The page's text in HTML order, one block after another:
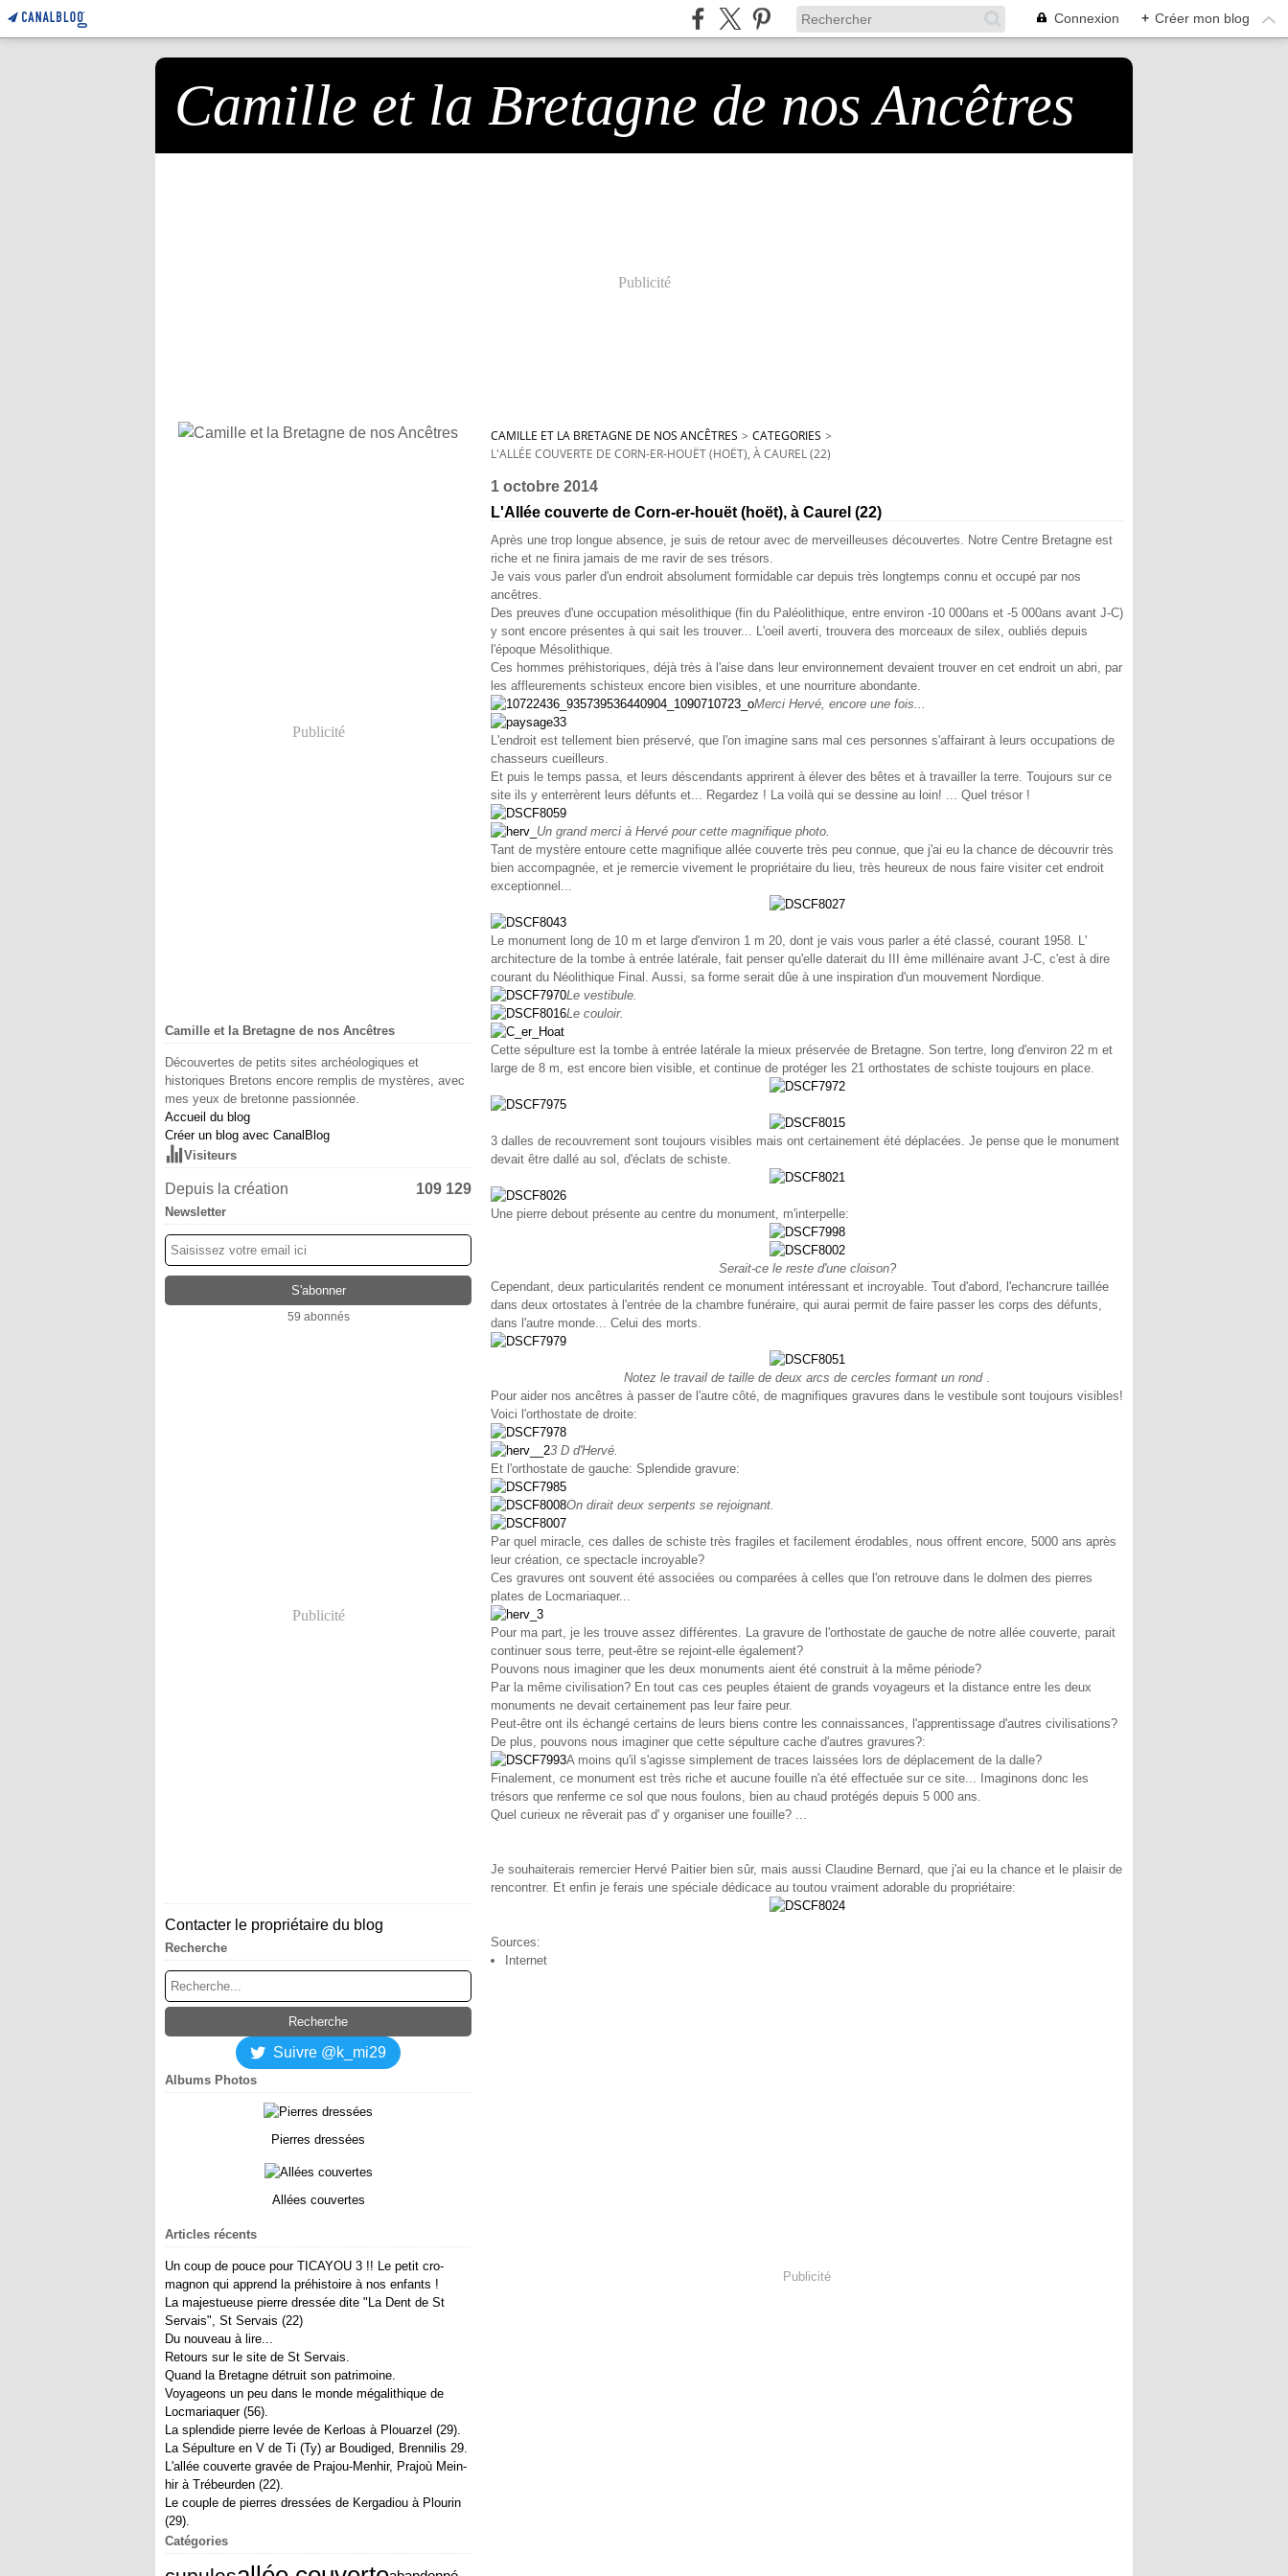
Connexion + Créer mon blog
Camille et la Bretagne de nos Ancêtres
Publicité
Publicité
Camille et la Bretagne de nos Ancêtres
Découvertes de petits sites archéologiques et
historiques Bretons encore remplis de mystères, avec
mes yeux de bretonne passionnée.
Accueil du blog
Créer un blog avec CanalBlog
Visiteurs
Depuis la création 109 129
Newsletter
59 abonnés
Publicité
Contacter le propriétaire du blog
Recherche
Suivre @k_mi29
Albums Photos
Pierres dressées
Allées couvertes
Articles récents
Un coup de pouce pour TICAYOU 3 !! Le petit cro-
magnon qui apprend la préhistoire à nos enfants !
La majestueuse pierre dressée dite "La Dent de St
Servais", St Servais (22)
Du nouveau à lire...
Retours sur le site de St Servais.
Quand la Bretagne détruit son patrimoine.
Voyageons un peu dans le monde mégalithique de
Locmariaquer (56).
La splendide pierre levée de Kerloas à Plouarzel (29).
La Sépulture en V de Ti (Ty) ar Boudiged, Brennilis 29.
L'allée couverte gravée de Prajou-Menhir, Prajoù Mein-
hir à Trébeurden (22).
Le couple de pierres dressées de Kergadiou à Plourin
(29).
Catégories
CAMILLE ET LA BRETAGNE DE NOS ANCÊTRES > CATEGORIES >
L'ALLÉE COUVERTE DE CORN-ER-HOUËT (HOËT), À CAUREL (22)
1 octobre 2014
L'Allée couverte de Corn-er-houët (hoët), à Caurel (22)
Après une trop longue absence, je suis de retour avec de merveilleuses découvertes. Notre Centre Bretagne est
riche et ne finira jamais de me ravir de ses trésors.
Je vais vous parler d'un endroit absolument formidable car depuis très longtemps connu et occupé par nos
ancêtres.
Des preuves d'une occupation mésolithique (fin du Paléolithique, entre environ -10 000ans et -5 000ans avant J-C)
y sont encore présentes à qui sait les trouver... L'oeil averti, trouvera des morceaux de silex, oubliés depuis
l'époque Mésolithique.
Ces hommes préhistoriques, déjà très à l'aise dans leur environnement devaient trouver en cet endroit un abri, par
les affleurements schisteux encore bien visibles, et une nourriture abondante.
Merci Hervé, encore une fois...
L'endroit est tellement bien préservé, que l'on imagine sans mal ces personnes s'affairant à leurs occupations de
chasseurs cueilleurs.
Et puis le temps passa, et leurs déscendants apprirent à élever des bêtes et à travailler la terre. Toujours sur ce
site ils y enterrèrent leurs défunts et... Regardez ! La voilà qui se dessine au loin! ... Quel trésor !
Un grand merci à Hervé pour cette magnifique photo.
Tant de mystère entoure cette magnifique allée couverte très peu connue, que j'ai eu la chance de découvrir très
bien accompagnée, et je remercie vivement le propriétaire du lieu, très heureux de nous faire visiter cet endroit
exceptionnel...
Le monument long de 10 m et large d'environ 1 m 20, dont je vais vous parler a été classé, courant 1958. L'
architecture de la tombe à entrée latérale, fait penser qu'elle daterait du III ème millénaire avant J-C, c'est à dire
courant du Néolithique Final. Aussi, sa forme serait dûe à une inspiration d'un mouvement Nordique.
Le vestibule.
Le couloir.
Cette sépulture est la tombe à entrée latérale la mieux préservée de Bretagne. Son tertre, long d'environ 22 m et
large de 8 m, est encore bien visible, et continue de protéger les 21 orthostates de schiste toujours en place.
3 dalles de recouvrement sont toujours visibles mais ont certainement été déplacées. Je pense que le monument
devait être dallé au sol, d'éclats de schiste.
Une pierre debout présente au centre du monument, m'interpelle:
Serait-ce le reste d'une cloison?
Cependant, deux particularités rendent ce monument intéressant et incroyable. Tout d'abord, l'echancrure taillée
dans deux ortostates à l'entrée de la chambre funéraire, qui aurai permit de faire passer les corps des défunts,
dans l'autre monde... Celui des morts.
Notez le travail de taille de deux arcs de cercles formant un rond.
Pour aider nos ancêtres à passer de l'autre côté, de magnifiques gravures dans le vestibule sont toujours visibles!
Voici l'orthostate de droite:
3 D d'Hervé.
Et l'orthostate de gauche: Splendide gravure:
On dirait deux serpents se rejoignant.
Par quel miracle, ces dalles de schiste très fragiles et facilement érodables, nous offrent encore, 5000 ans après
leur création, ce spectacle incroyable?
Ces gravures ont souvent été associées ou comparées à celles que l'on retrouve dans le dolmen des pierres
plates de Locmariaquer...
Pour ma part, je les trouve assez différentes. La gravure de l'orthostate de gauche de notre allée couverte, parait
continuer sous terre, peut-être se rejoint-elle également?
Pouvons nous imaginer que les deux monuments aient été construit à la même période?
Par la même civilisation? En tout cas ces peuples étaient de grands voyageurs et la distance entre les deux
monuments ne devait certainement pas leur faire peur.
Peut-être ont ils échangé certains de leurs biens contre les connaissances, l'apprentissage d'autres civilisations?
De plus, pouvons nous imaginer que cette sépulture cache d'autres gravures?:
A moins qu'il s'agisse simplement de traces laissées lors de déplacement de la dalle?
Finalement, ce monument est très riche et aucune fouille n'a été effectuée sur ce site... Imaginons donc les
trésors que renferme ce sol que nous foulons, bien au chaud protégés depuis 5 000 ans.
Quel curieux ne rêverait pas d' y organiser une fouille? ...
Je souhaiterais remercier Hervé Paitier bien sûr, mais aussi Claudine Bernard, que j'ai eu la chance et le plaisir de
rencontrer. Et enfin je ferais une spéciale dédicace au toutou vraiment adorable du propriétaire:
Sources:
Internet
Publicité